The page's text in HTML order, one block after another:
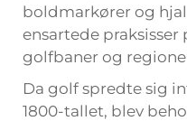
boldmarkører og
ensartede
golfbaner og
Da golf spredte sig
1800-tallet, blev